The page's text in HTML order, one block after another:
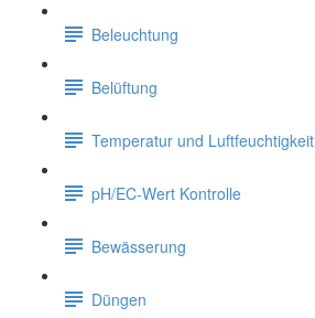
Beleuchtung
Belüftung
Temperatur und Luftfeuchtigkeit
pH/EC-Wert Kontrolle
Bewässerung
Düngen